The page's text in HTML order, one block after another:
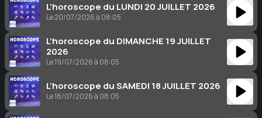
L’horoscope du LUNDI 20 JUILLET 2026
Le 20/07/2026 à 08:05
L’horoscope du DIMANCHE 19 JUILLET
2026
Le 19/07/2026 à 08:05
L’horoscope du SAMEDI 18 JUILLET 2026
Le 18/07/2026 à 08:05